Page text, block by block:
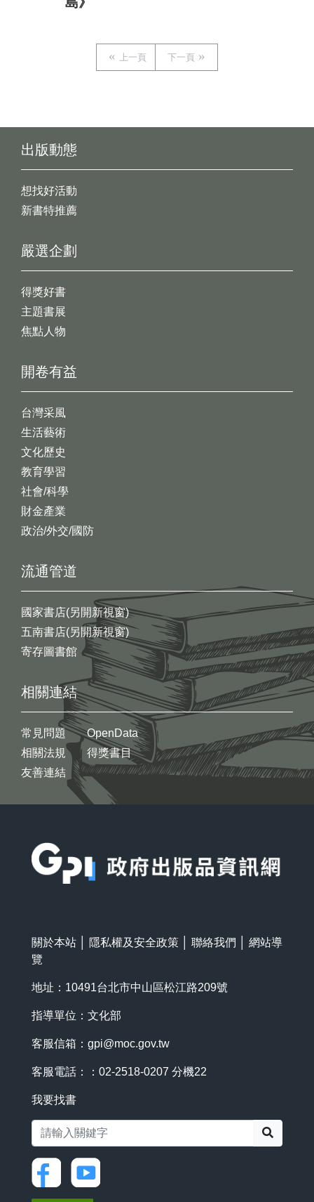
上一頁 下一頁
出版動態
想找好活動
新書特推薦
開卷有益
台灣采風
生活藝術
文化歷史
教育學習
社會/科學
財金產業
政治/外交/國防
嚴選企劃
得獎好書
主題書展
焦點人物
流通管道
國家書店(另開新視窗)
五南書店(另開新視窗)
寄存圖書館
相關連結
常見問題
相關法規
友善連結
OpenData
得獎書目
關於本站 隱私權及安全政策 聯絡我們
網站導
覽
地址：10491台北市中山區松江路209號
指導單位：文化部
客服信箱： gpi@moc.gov.tw
客服電話：：02-2518-0207 分機22
我要找書